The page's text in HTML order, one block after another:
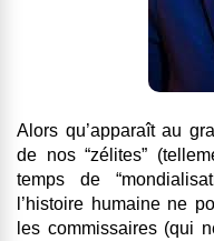
Alors qu’apparaît au
de nos “zélites”
temps de
l’histoire humaine ne
les commissaires (qui